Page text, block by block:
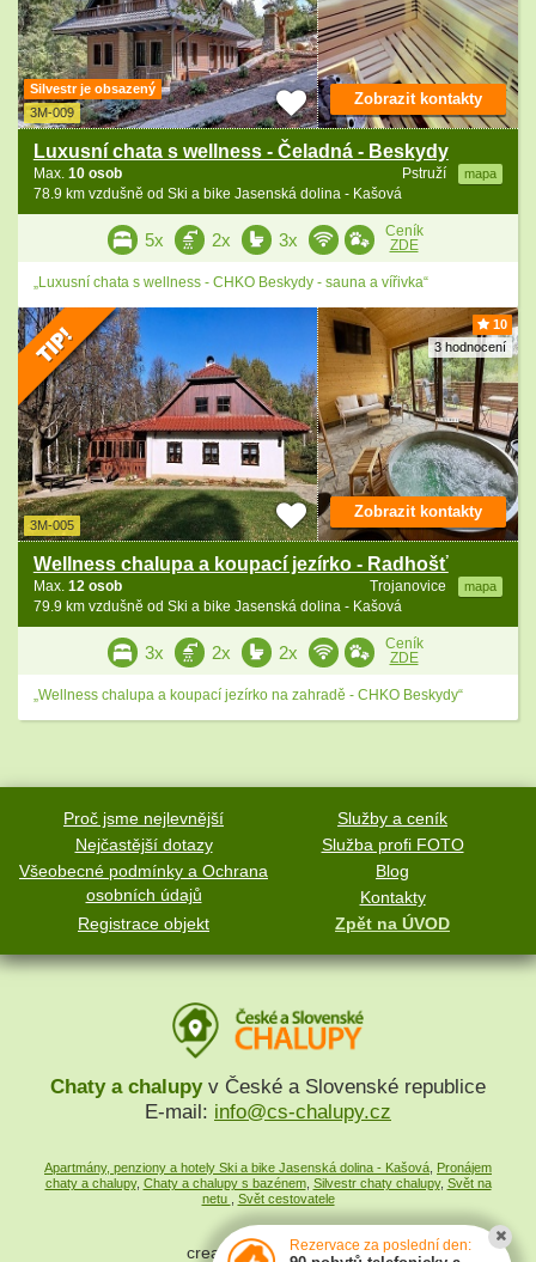
Silvestr je obsazený
3M-009
Luxusní chata s wellness - Čeladná - Beskydy
Pstruží mapa
Max. 10 osob
78.9 km vzdušně od Ski a bike Jasenská dolina - Kašová
Zobrazit kontakty
5x 2x 3x
Ceník
ZDE
„Luxusní chata s wellness - CHKO Beskydy - sauna a vířivka“
10
3 hodnocení
3M-005
Wellness chalupa a koupací jezírko - Radhošť
Trojanovice mapa
Max. 12 osob
79.9 km vzdušně od Ski a bike Jasenská dolina - Kašová
Zobrazit kontakty
3x 2x 2x
Ceník
ZDE
„Wellness chalupa a koupací jezírko na zahradě - CHKO Beskydy“
Proč jsme nejlevnější
Služby a ceník
Nejčastější dotazy
Služba profi FOTO
Všeobecné podmínky a Ochrana
osobních údajů
Blog
Kontakty
Registrace objekt
Zpět na ÚVOD
Chaty a chalupyv České a Slovenské republice
E-mail: info@cs-chalupy.cz
Apartmány, penziony a hotely Ski a bike Jasenská dolina - Kašová Pronájem
chaty a chalupy, Chaty a chalupy s bazénem, Silvestr chaty chalupy, Svět na
netu
Svět cestovatele
created bySYMPACT
Rezervace za poslední den: